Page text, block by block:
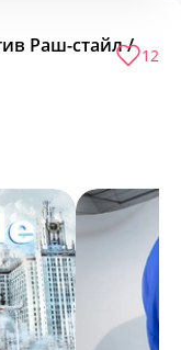
Раш-стайл / 12